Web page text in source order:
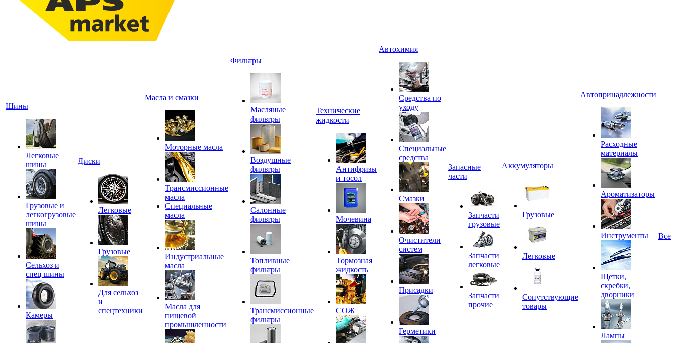
Шины
Легковые
шины
Грузовые и
легкогрузовые
шины
Сельхоз и
спец шины
Камеры
Диски
Легковые
Грузовые
Для сельхоз
и
спецтехники
Масла и смазки
Моторные масла
Трансмиссионные
масла
Специальные
масла
Индустриальные
масла
Масла для
пищевой
промышленности
Фильтры
Масляные
фильтры
Воздушные
фильтры
Салонные
фильтры
Топливные
фильтры
Трансмиссионные
фильтры
Технические
жидкости
Антифризы
и тосол
Мочевина
Тормозная
жидкость
СОЖ
Автохимия
Средства по
уходу
Специальные
средства
Смазки
Очистители
систем
Присадки
Герметики
Запасные
части
Запчасти
грузовые
Запчасти
легковые
Запчасти
прочие
Аккумуляторы
Грузовые
Легковые
Сопутствующие
товары
Автопринадлежности
Расходные
материалы
Ароматизаторы
Инструменты
Щетки,
скребки,
дворники
Лампы
Все